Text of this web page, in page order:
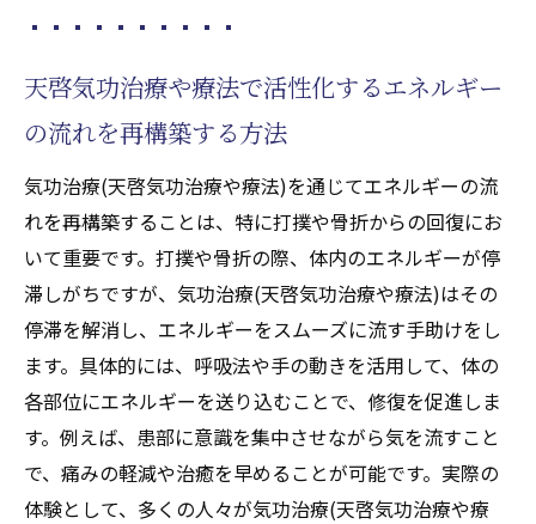
骨折回復を早める気功治療(天啓気功治療や
療法)の実践法
がもたらす打撲からの驚異的な回復力
打撲治療における天啓気功治療や療法で活
性化するクンダリニーの役割
天啓気功治療や療法で活性化するエネルギ
ーを高める打撲改善法
天啓気功治療や療法で活性化するクンダリ
ニーによる細胞修復のメカニズム
気功治療(天啓気功治療や療法)が促す炎症の
緩和と回復
天啓気功治療や療法で活性化するエネルギー
の流れを再構築する方法
気功治療(天啓気功治療や療法)を通じてエネルギーの流
れを再構築することは、特に打撲や骨折からの回復にお
いて重要です。打撲や骨折の際、体内のエネルギーが停
滞しがちですが、気功治療(天啓気功治療や療法)はその
停滞を解消し、エネルギーをスムーズに流す手助けをし
ます。具体的には、呼吸法や手の動きを活用して、体の
各部位にエネルギーを送り込むことで、修復を促進しま
す。例えば、患部に意識を集中させながら気を流すこと
で、痛みの軽減や治癒を早めることが可能です。実際の
体験として、多くの人々が気功治療(天啓気功治療や療